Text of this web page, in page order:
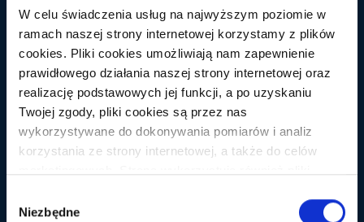
W celu świadczenia usług na najwyższym poziomie w
ramach naszej strony internetowej korzystamy z plików
cookies. Pliki cookies umożliwiają nam zapewnienie
prawidłowego działania naszej strony internetowej oraz
realizację podstawowych jej funkcji, a po uzyskaniu
Twojej zgody, pliki cookies są przez nas
wykorzystywane do dokonywania pomiarów i analiz
korzystania ze strony internetowej, a także do celów
anonimowe pingi) podmiotów trzecich w celu korzystania
zgody
Niezbędne
11. Kawa
niespożytą energię na kilka godzin. Od samego ranka